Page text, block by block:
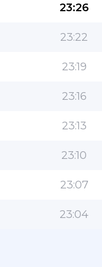
23:26
23:22
23:19
23:16
23:13
23:10
23:07
23:04